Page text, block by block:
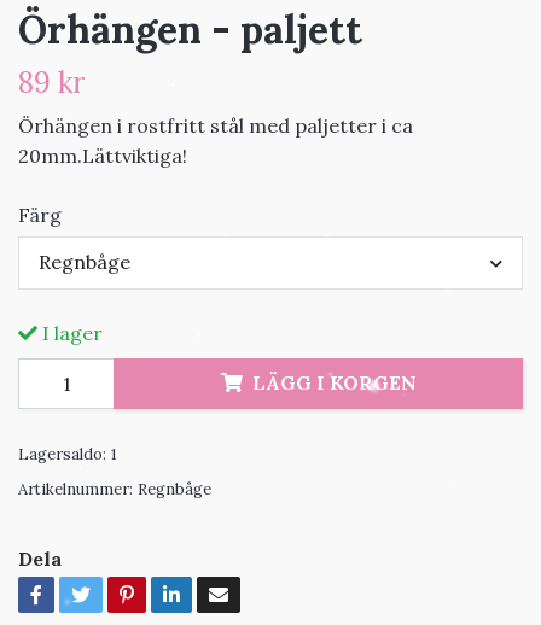
Örhängen - paljett
89 kr
Örhängen i rostfritt stål med paljetter i ca
20mm.Lättviktiga!
Färg
Regnbåge
I lager
LÄGG I KORGEN
Lagersaldo: 1
Artikelnummer: Regnbåge
Dela